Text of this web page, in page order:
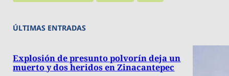
ÚLTIMAS ENTRADAS
Explosión de presunto polvorín deja un
muerto y dos heridos en Zinacantepec